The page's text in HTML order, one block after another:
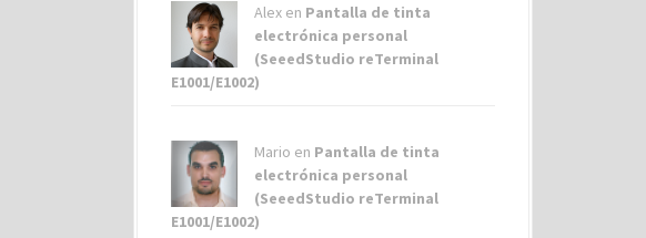
Alex en Pantalla de tinta
electrónica personal
(SeeedStudio reTerminal
E1001/E1002)
Mario en Pantalla de tinta
electrónica personal
(SeeedStudio reTerminal
E1001/E1002)